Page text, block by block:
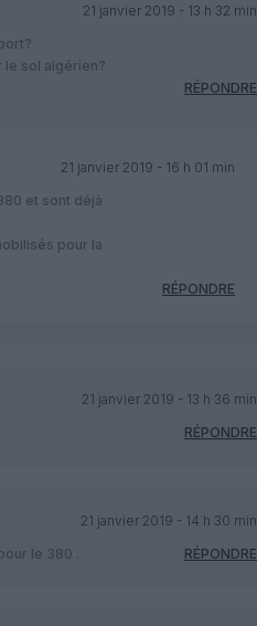
21 janvier 2019 - 13 h 32 min
le sol algérien?
RÉPONDRE
21 janvier 2019 - 16 h 01 min
et sont déjà
pour la
RÉPONDRE
21 janvier 2019 - 13 h 36 min
RÉPONDRE
21 janvier 2019 - 14 h 30 min
le 380 .
RÉPONDRE